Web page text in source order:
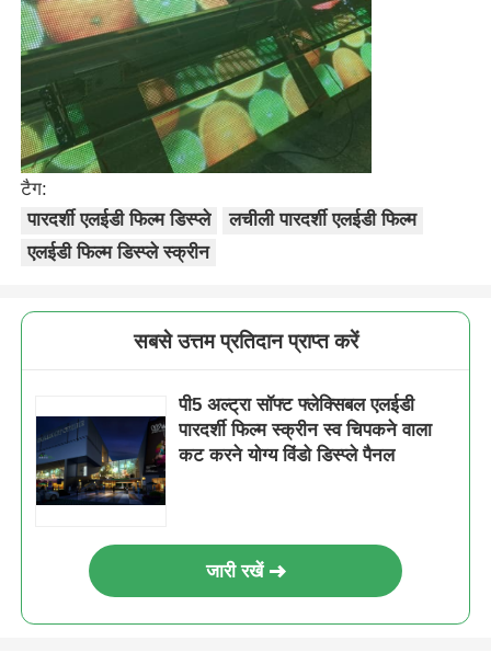
टैग:
पारदर्शी एलईडी फिल्म डिस्प्ले
लचीली पारदर्शी एलईडी फिल्म
एलईडी फिल्म डिस्प्ले स्क्रीन
सबसे उत्तम प्रतिदान प्राप्त करें
पी5 अल्ट्रा सॉफ्ट फ्लेक्सिबल एलईडी
पारदर्शी फिल्म स्क्रीन स्व चिपकने वाला
कट करने योग्य विंडो डिस्प्ले पैनल
जारी रखें